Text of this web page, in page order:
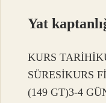
Yat
KURS
SÜRESİKURS
(149 GT)3-4